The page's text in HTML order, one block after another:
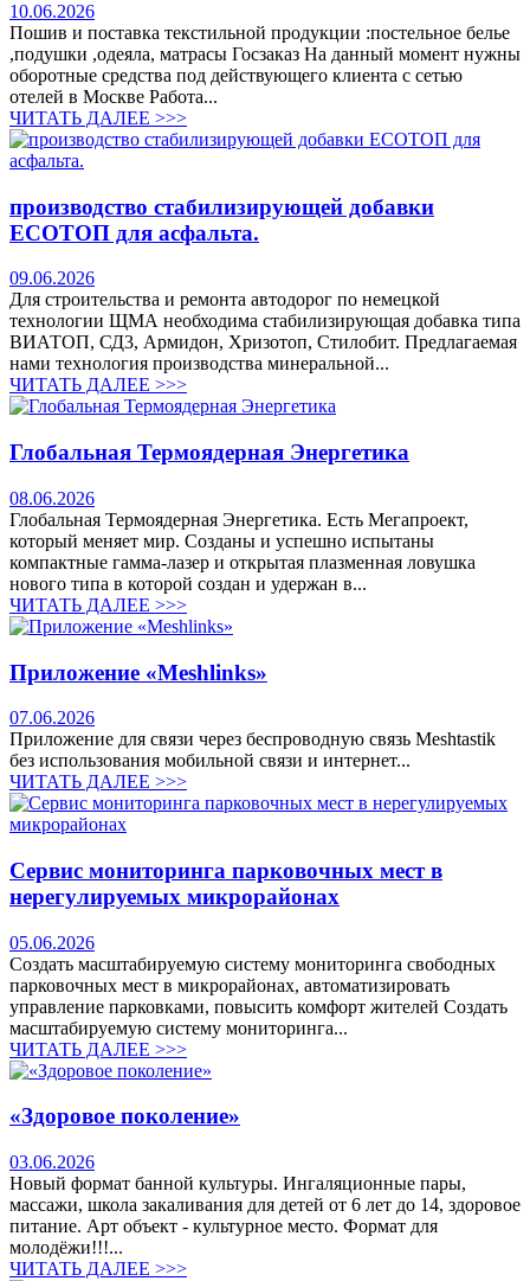
10.06.2026
Пошив и поставка текстильной продукции :постельное белье
,подушки ,одеяла, матрасы Госзаказ На данный момент нужны
оборотные средства под действующего клиента с сетью
отелей в Москве Работа...
ЧИТАТЬ ДАЛЕЕ >>>
производство стабилизирующей добавки
ЕСОТОП для асфальта.
09.06.2026
Для строительства и ремонта автодорог по немецкой
технологии ЩМА необходима стабилизирующая добавка типа
ВИАТОП, СД3, Армидон, Хризотоп, Стилобит. Предлагаемая
нами технология производства минеральной...
ЧИТАТЬ ДАЛЕЕ >>>
Глобальная Термоядерная Энергетика
08.06.2026
Глобальная Термоядерная Энергетика. Есть Мегапроект,
который меняет мир. Созданы и успешно испытаны
компактные гамма-лазер и открытая плазменная ловушка
нового типа в которой создан и удержан в...
ЧИТАТЬ ДАЛЕЕ >>>
Приложение «Meshlinks»
07.06.2026
Приложение для связи через беспроводную связь Meshtastik
без использования мобильной связи и интернет...
ЧИТАТЬ ДАЛЕЕ >>>
Сервис мониторинга парковочных мест в
нерегулируемых микрорайонах
05.06.2026
Создать масштабируемую систему мониторинга свободных
парковочных мест в микрорайонах, автоматизировать
управление парковками, повысить комфорт жителей Создать
масштабируемую систему мониторинга...
ЧИТАТЬ ДАЛЕЕ >>>
«Здоровое поколение»
03.06.2026
Новый формат банной культуры. Ингаляционные пары,
массажи, школа закаливания для детей от 6 лет до 14, здоровое
питание. Арт объект - культурное место. Формат для
молодёжи!!!...
ЧИТАТЬ ДАЛЕЕ >>>